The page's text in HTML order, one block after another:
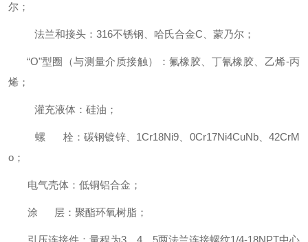
尔；
法兰和接头：316不锈钢、哈氏合金C、蒙乃尔；
“O"型圈（与测量介质接触）：氟橡胶、丁氰橡胶、乙烯-丙
烯；
灌充液体：硅油；
螺 栓：碳钢镀锌、1Cr18Ni9、0Cr17Ni4CuNb、42CrM
o；
电气壳体：低铜铝合金；
涂 层：聚酯环氧树脂；